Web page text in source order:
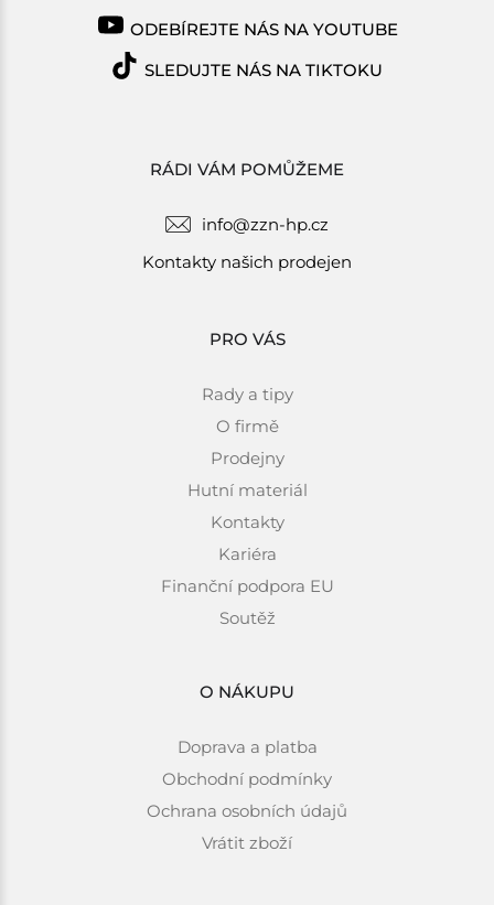
RÁDI VÁM POMŮŽEME
info@zzn-hp.cz
Kontakty našich prodejen
PRO VÁS
Rady a tipy
O firmě
Prodejny
Hutní materiál
Kontakty
Kariéra
Finanční podpora EU
Soutěž
O NÁKUPU
Doprava a platba
Obchodní podmínky
Ochrana osobních údajů
Vrátit zboží
ODEBÍREJTE NÁS NA YOUTUBE
SLEDUJTE NÁS NA TIKTOKU